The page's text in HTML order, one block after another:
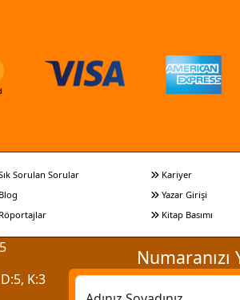
Sorulan Sorular
Blog
Röportajlar
Kariyer
Yazar Girişi
Kitap Basımı
K:3
Numaranızı